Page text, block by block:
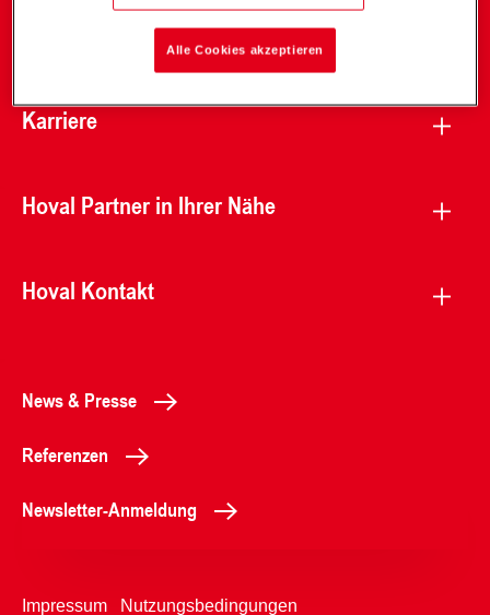
Karriere
Hoval Partner in Ihrer Nähe
Hoval Kontakt
News & Presse
Referenzen
Newsletter-Anmeldung
Impressum Nutzungsbedingungen
Alle Cookies akzeptieren